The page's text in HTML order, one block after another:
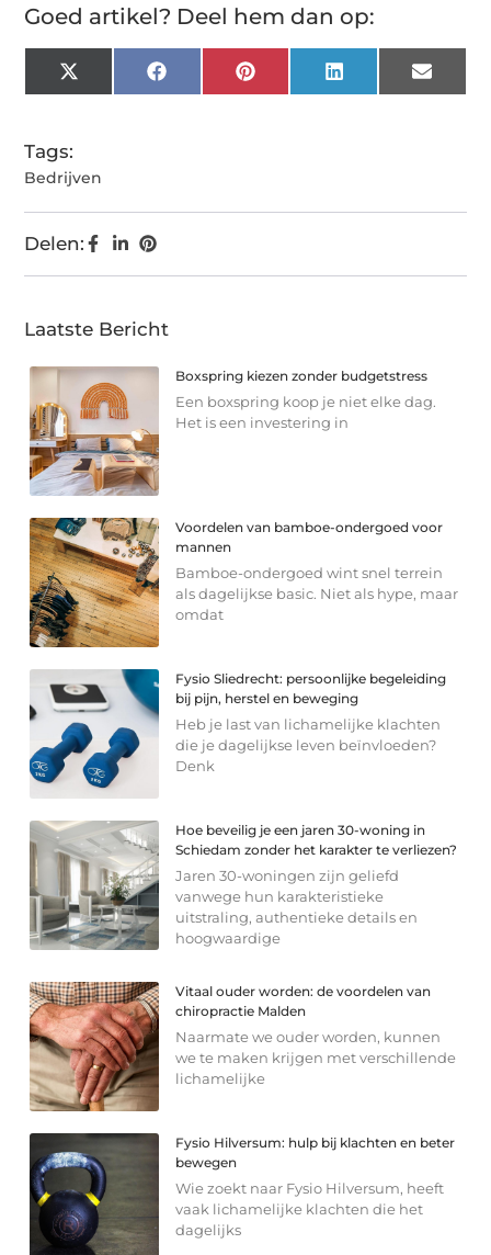
Goed artikel? Deel hem dan op:
X
(Twitter)
FacebookPinterest LinkedIn Email
Tags:
Bedrijven
Delen:
Laatste Bericht
Boxspring kiezen zonder budgetstress
Een boxspring koop je niet elke dag.
Het is een investering in
Voordelen van bamboe-ondergoed voor
mannen
Bamboe-ondergoed wint snel terrein
als dagelijkse basic. Niet als hype, maar
omdat
Fysio Sliedrecht: persoonlijke begeleiding
bij pijn, herstel en beweging
Heb je last van lichamelijke klachten
die je dagelijkse leven beïnvloeden?
Denk
Hoe beveilig je een jaren 30-woning in
Schiedam zonder het karakter te verliezen?
Jaren 30-woningen zijn geliefd
vanwege hun karakteristieke
uitstraling, authentieke details en
hoogwaardige
Vitaal ouder worden: de voordelen van
chiropractie Malden
Naarmate we ouder worden, kunnen
we te maken krijgen met verschillende
lichamelijke
Fysio Hilversum: hulp bij klachten en beter
bewegen
Wie zoekt naar Fysio Hilversum, heeft
vaak lichamelijke klachten die het
dagelijks